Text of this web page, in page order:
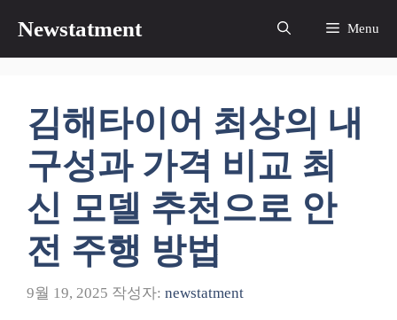
츠
Newstatment Menu
김해타이어 최상의 내
구성과 가격 비교 최
신 모델 추천으로 안
전 주행 방법
9월 19, 2025 작성자: newstatment